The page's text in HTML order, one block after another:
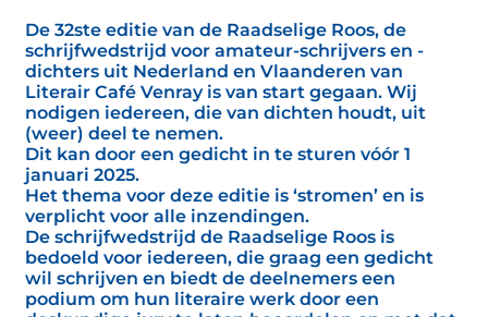
De 32ste editie van de Raadselige Roos, de
schrijfwedstrijd voor amateur-schrijvers en -
dichters uit Nederland en Vlaanderen van
Literair Café Venray is van start gegaan. Wij
nodigen iedereen, die van dichten houdt, uit
(weer) deel te nemen.
Dit kan door een gedicht in te sturen vóór 1
januari 2025.
Het thema voor deze editie is ‘stromen’ en is
verplicht voor alle inzendingen.
De schrijfwedstrijd de Raadselige Roos is
bedoeld voor iedereen, die graag een gedicht
wil schrijven en biedt de deelnemers een
podium om hun literaire werk door een